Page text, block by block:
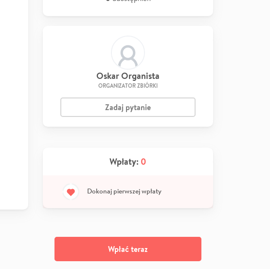
Oskar Organista
ORGANIZATOR ZBIÓRKI
Zadaj pytanie
Wpłaty: 0
Dokonaj pierwszej wpłaty
Wpłać teraz